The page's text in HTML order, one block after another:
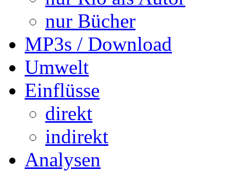
nur Bücher
MP3s / Download
Umwelt
Einflüsse
direkt
indirekt
Analysen